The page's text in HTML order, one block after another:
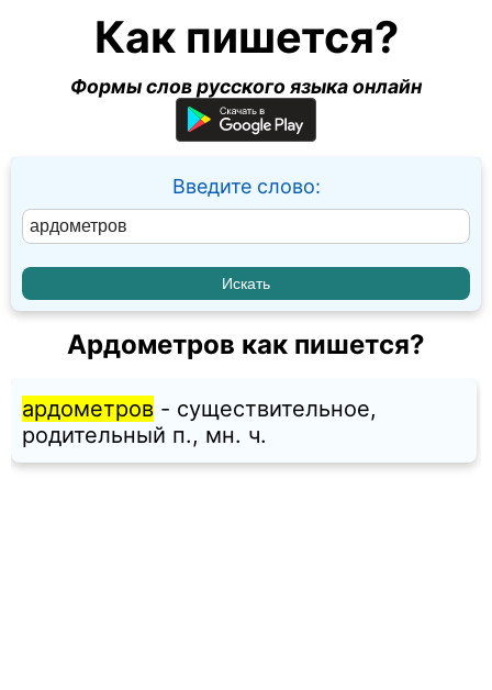
Как пишется?
Формы слов русского языка онлайн
Введите слово:
Ардометров как пишется?
ардометров - существительное,
родительный п., мн. ч.